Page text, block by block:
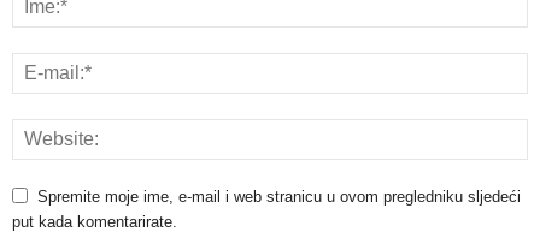
Spremite moje ime, e-mail i web stranicu u ovom pregledniku sljedeći
put kada komentarirate.